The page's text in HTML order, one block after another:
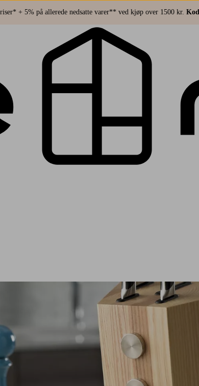
+ 5% på allerede nedsatte varer** ved kjøp over 1500 kr.